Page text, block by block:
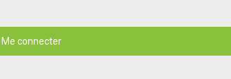
Me connecter